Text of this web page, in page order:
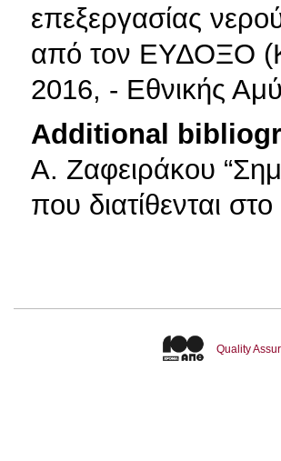
επεξεργασίας
από τον ΕΥΔΟΞΟ
2016, - Εθνικής
Additional
Α. Ζαφειράκου
που διατίθενται
Quality